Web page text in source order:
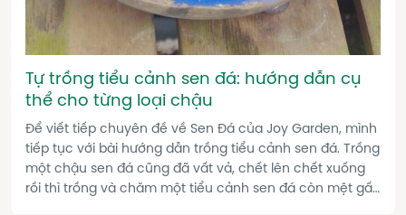
Tự trồng tiểu cảnh sen đá: hướng dẫn cụ
thể cho từng loại chậu
Để viết tiếp chuyên đề về Sen Đá của Joy Garden, mình
tiếp tục với bài hướng dẫn trồng tiểu cảnh sen đá. Trồng
một chậu sen đá cũng đã vất vả, chết lên chết xuống
rồi thì trồng và chăm một tiểu cảnh sen đá còn mệt gấp